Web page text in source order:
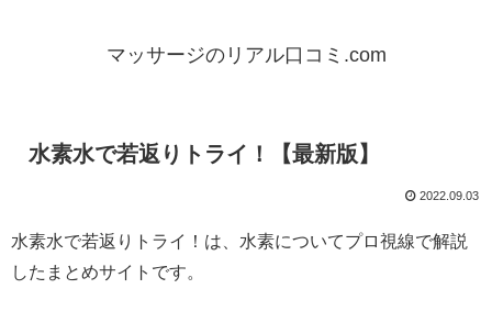
マッサージのリアル口コミ.com
水素水で若返りトライ！【最新版】
2022.09.03
水素水で若返りトライ！は、水素についてプロ視線で解説
したまとめサイトです。